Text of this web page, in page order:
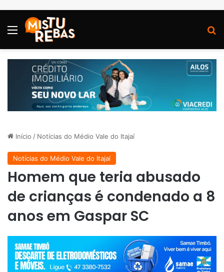
Menu
Início / Notícias do Médio Vale do Itajaí
Notícias do Médio Vale do Itajaí
Homem que teria abusado
de crianças é condenado a 8
anos em Gaspar SC